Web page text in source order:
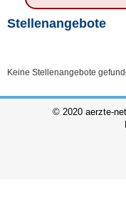
Stellenangebote
Keine Stellenangebote
© 2020 aerzte-